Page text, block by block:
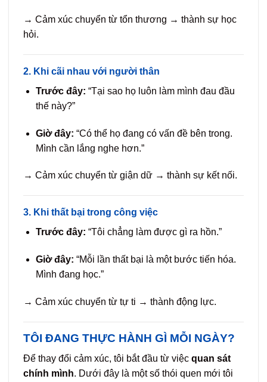
→ Cảm xúc chuyển từ tổn thương → thành sự học
hỏi.
2. Khi cãi nhau với người thân
Trước đây: “Tại sao họ luôn làm mình đau đầu
thế này?”
Giờ đây: “Có thể họ đang có vấn đề bên trong.
Mình cần lắng nghe hơn.”
→ Cảm xúc chuyển từ giận dữ → thành sự kết nối.
3. Khi thất bại trong công việc
Trước đây: “Tôi chẳng làm được gì ra hồn.”
Giờ đây: “Mỗi lần thất bại là một bước tiến hóa.
Mình đang học.”
→ Cảm xúc chuyển từ tự ti → thành động lực.
TÔI ĐANG THỰC HÀNH GÌ MỖI NGÀY?
Để thay đổi cảm xúc, tôi bắt đầu từ việc quan sát
chính mình. Dưới đây là một số thói quen mới tôi